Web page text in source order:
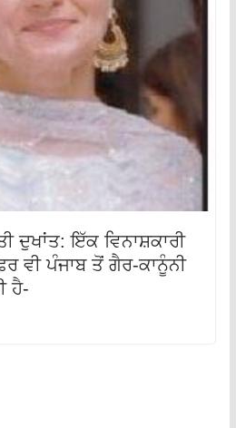
ਦੁਖਾਂਤ: ਇੱਕ ਵਿਨਾਸ਼ਕਾਰੀ
ਵੀ ਪੰਜਾਬ ਤੋਂ ਗੈਰ-ਕਾਨੂੰਨੀ
ਹੈ-